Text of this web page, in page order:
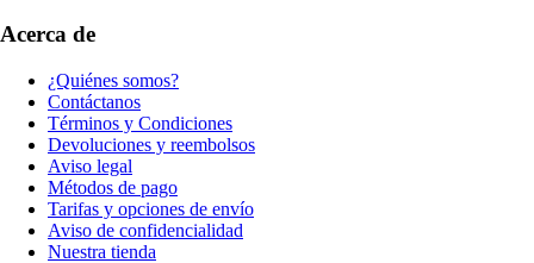
Acerca de
¿Quiénes somos?
Contáctanos
Términos y Condiciones
Devoluciones y reembolsos
Aviso legal
Métodos de pago
Tarifas y opciones de envío
Aviso de confidencialidad
Nuestra tienda